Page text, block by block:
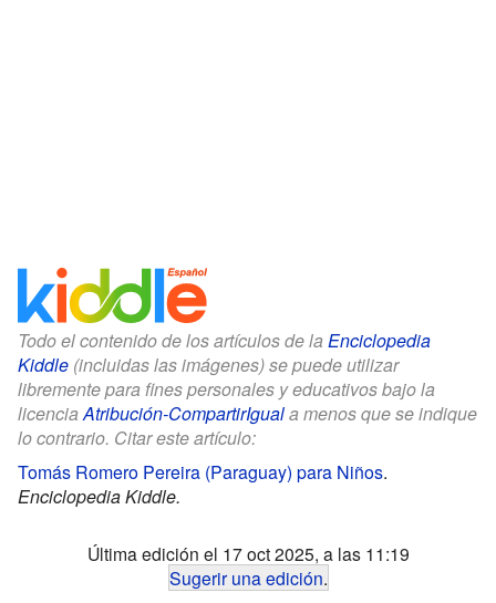
Todo el contenido de los artículos de la Enciclopedia
Kiddle (incluidas las imágenes) se puede utilizar
libremente para fines personales y educativos bajo la
licenciaAtribución-CompartirIguala menos que se indique
lo contrario. Citar este artículo:
Tomás Romero Pereira (Paraguay) para Niños.
Enciclopedia Kiddle.
Última edición el 17 oct 2025, a las 11:19
Sugerir una edición.